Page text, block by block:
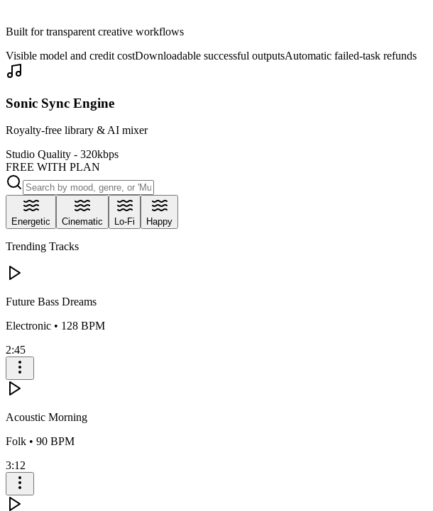
Erstellen
Built for transparent creative workflows
Visible model and credit costDownloadable successful outputsAutomatic failed-task refunds
Sonic Sync Engine
Royalty-free library & AI mixer
Studio Quality - 320kbps
FREE WITH PLAN
Energetic Cinematic Lo-Fi Happy
Trending Tracks
Future Bass Dreams
Electronic • 128 BPM
2:45
Acoustic Morning
Folk • 90 BPM
3:12